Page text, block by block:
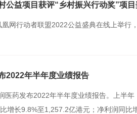
公益项目获评“乡村振兴行动奖”项目
网行动者联盟2022公益盛典在线上举行
2022年半年度业绩报告
医药发布2022年半年度业绩报告。上半
增长9.8%至1,257.2亿港元；净利润同比